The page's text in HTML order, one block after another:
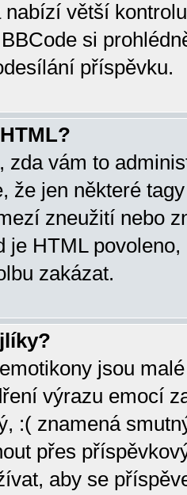
nabízí větší
si
příspěvku.
zda vám to
že jen některé
zneužití nebo
je HTML
zakázat.
jsou
výrazu emocí
:( znamená
přes
aby se